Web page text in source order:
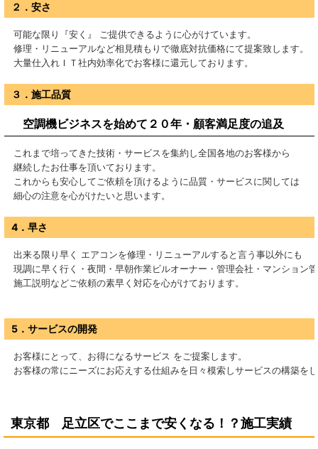
２．安さ
可能な限り『安く』 ご提供できるように心がけています。
修理・リニューアルなど相見積もりで徹底対抗価格にて提案致します。
大量仕入れＩＴ社内効率化でお客様に還元しております。
３．施工品質
空調機ビジネスを始めて２０年・顧客満足度の追及
これまで培ってきた技術・サービスを集約し全国各地のお客様から
継続したお仕事を頂いております。
これからも安心してご依頼を頂けるように品質・サービスに関しては
細心の注意を心がけたいと思います。
4．早さ
出来る限り早く エアコンを修理・リニューアルすると言う事以外にも
現調に早く行く・夜間・早朝作業ビルオーナー・管理会社・マンション
施工説明などご依頼の素早く対応を心がけております。
5．サービスの開発
お客様にとって、お得になるサービス をご提案します。
お客様の常にニーズにお応えする仕組みを日々模索しサービスの構築を
東京都 足立区でここまで安くなる！？施工実績